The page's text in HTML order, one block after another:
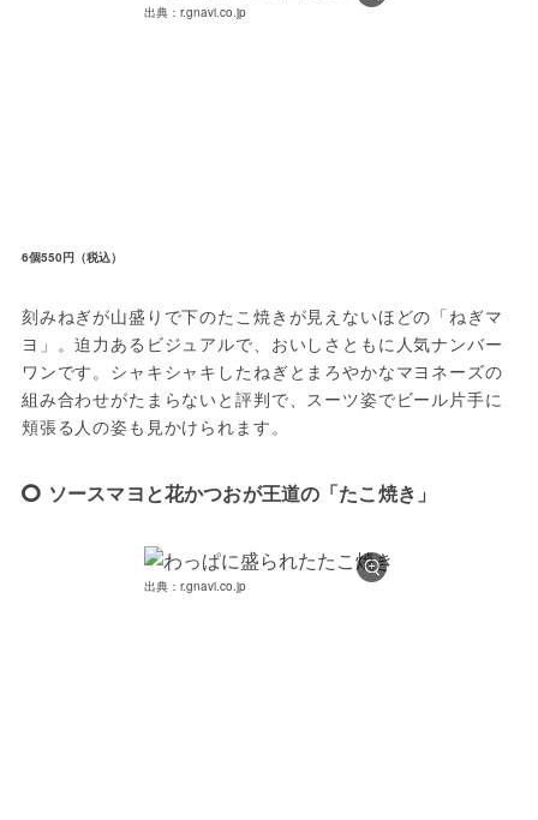
出典：r.gnavi.co.jp
6個550円（税込）
刻みねぎが山盛りで下のたこ焼きが見えないほどの「ねぎマ
ヨ」。迫力あるビジュアルで、おいしさともに人気ナンバー
ワンです。シャキシャキしたねぎとまろやかなマヨネーズの
組み合わせがたまらないと評判で、スーツ姿でビール片手に
頬張る人の姿も見かけられます。
ソースマヨと花かつおが王道の「たこ焼き」
出典：r.gnavi.co.jp